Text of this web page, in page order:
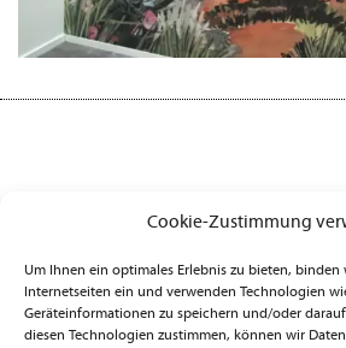
Cookie-Zustimmung
Um Ihnen ein optimales Erlebnis zu bieten,
Internetseiten ein und verwenden Technologien
Geräteinformationen zu speichern und/oder
diesen Technologien zustimmen, können wir
Raumausstattung Gerleve-Buchna